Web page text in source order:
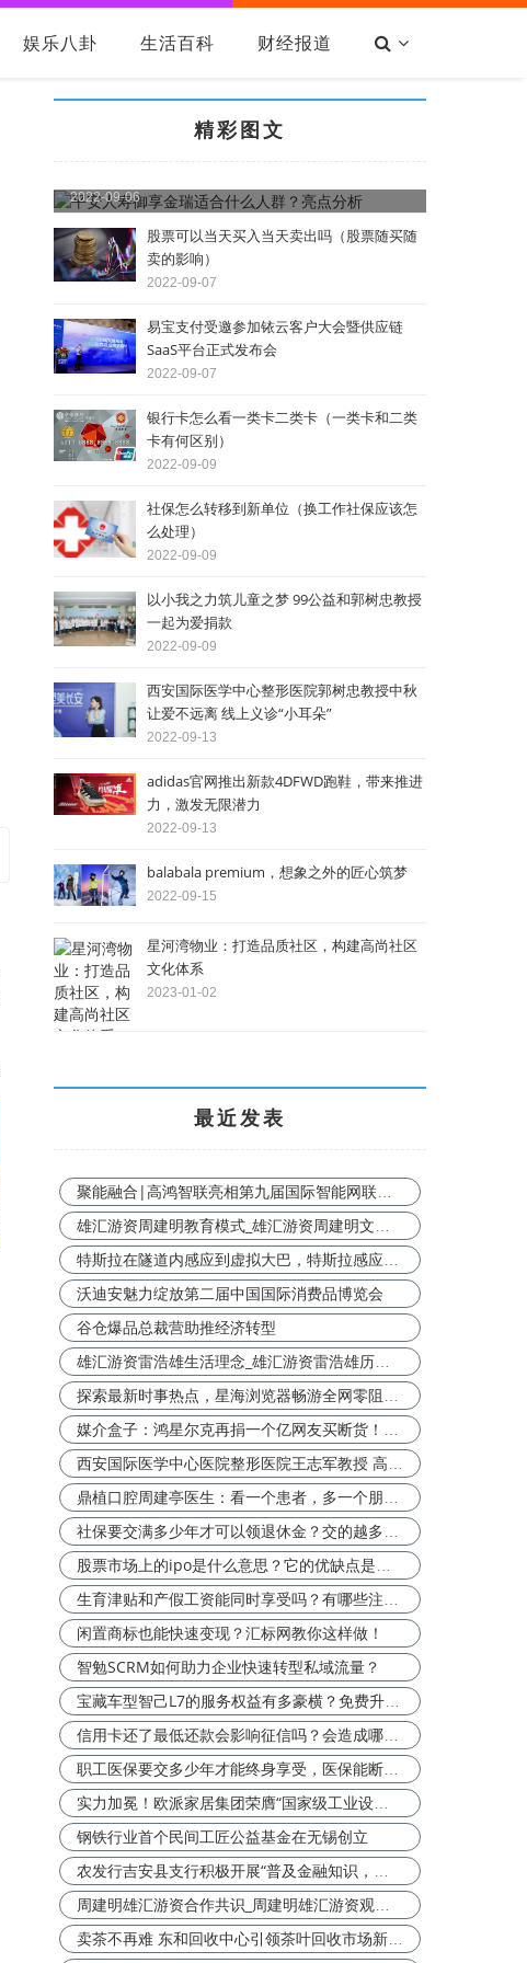
娱乐八卦 生活百科 财经报道
精彩图文
2022-09-06
股票可以当天买入当天卖出吗（股票随买随
卖的影响）
2022-09-07
易宝支付受邀参加铱云客户大会暨供应链
SaaS平台正式发布会
2022-09-07
银行卡怎么看一类卡二类卡（一类卡和二类
卡有何区别）
2022-09-09
社保怎么转移到新单位（换工作社保应该怎
么处理）
2022-09-09
以小我之力筑儿童之梦 99公益和郭树忠教授
一起为爱捐款
2022-09-09
西安国际医学中心整形医院郭树忠教授中秋
让爱不远离 线上义诊“小耳朵”
2022-09-13
adidas官网推出新款4DFWD跑鞋，带来推进
力，激发无限潜力
2022-09-13
balabala premium，想象之外的匠心筑梦
2022-09-15
星河湾物业：打造品质社区，构建高尚社区
文化体系
2023-01-02
最近发表
沃迪安魅力绽放第二届中国国际消费品博览会
谷仓爆品总裁营助推经济转型
闲置商标也能快速变现？汇标网教你这样做！
智勉SCRM如何助力企业快速转型私域流量？
钢铁行业首个民间工匠公益基金在无锡创立